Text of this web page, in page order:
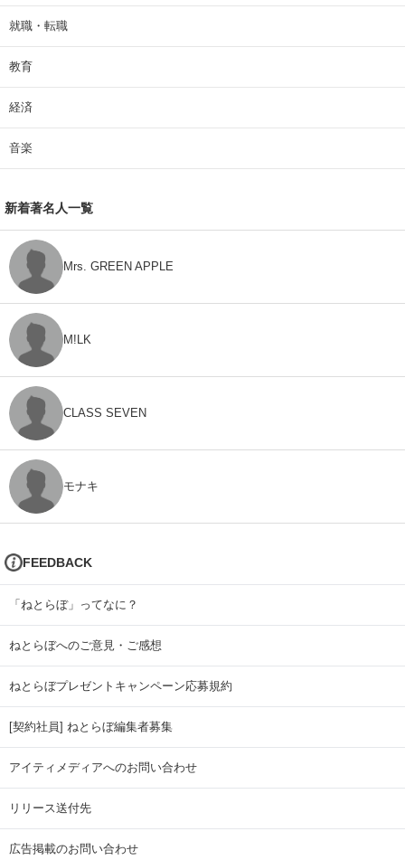
就職・転職
教育
経済
音楽
新着著名人一覧
Mrs. GREEN APPLE
M!LK
CLASS SEVEN
モナキ
FEEDBACK
「ねとらぼ」ってなに？
ねとらぼへのご意見・ご感想
ねとらぼプレゼントキャンペーン応募規約
[契約社員] ねとらぼ編集者募集
アイティメディアへのお問い合わせ
リリース送付先
広告掲載のお問い合わせ